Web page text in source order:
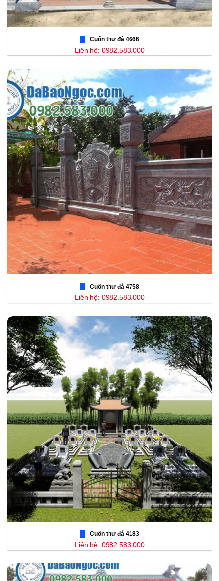
Cuốn thư đá 4666
Liên hệ: 0982.583.000
Cuốn thư đá 4758
Liên hệ: 0982.583.000
Cuốn thư đá 4183
Liên hệ: 0982.583.000